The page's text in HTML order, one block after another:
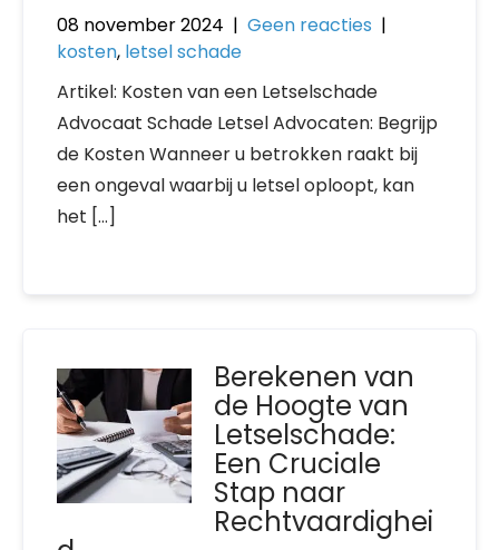
08 november 2024 | Geen reacties |
kosten, letsel schade
Artikel: Kosten van een Letselschade
Advocaat Schade Letsel Advocaten: Begrijp
de Kosten Wanneer u betrokken raakt bij
een ongeval waarbij u letsel oploopt, kan
het […]
Berekenen van
de Hoogte van
Letselschade:
Een Cruciale
Stap naar
Rechtvaardighei